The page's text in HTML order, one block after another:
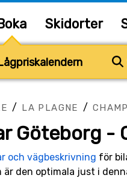
Skidorter
/ LA PLAGNE /
Göteborg -
och vägbeskrivning för
är den optimala just i